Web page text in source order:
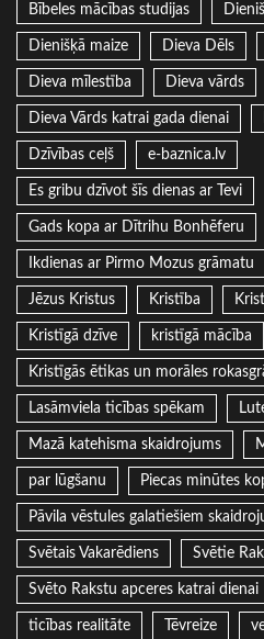
Bībeles mācības studijas
Dienišķā maize Dieva Dēls
Dieva mīlestība Dieva vārds
Dieva Vārds katrai gada dienai
Dzīvības ceļš e-baznica.lv
Es gribu dzīvot šīs dienas ar Tevi
Gads kopa ar Dītrihu Bonhēferu
Ikdienas ar Pirmo Mozus grāmatu
Jēzus Kristus Kristība
Kristīgā dzīve kristīgā mācība
Kristīgās ētikas un morāles
Lasāmviela ticības spēkam
Mazā katehisma skaidrojums
par lūgšanu Piecas minūtes
Pāvila vēstules galatiešiem
Svētais Vakarēdiens Svētie
Svēto Rakstu apceres katrai dienai
ticības realitāte Tēvreize